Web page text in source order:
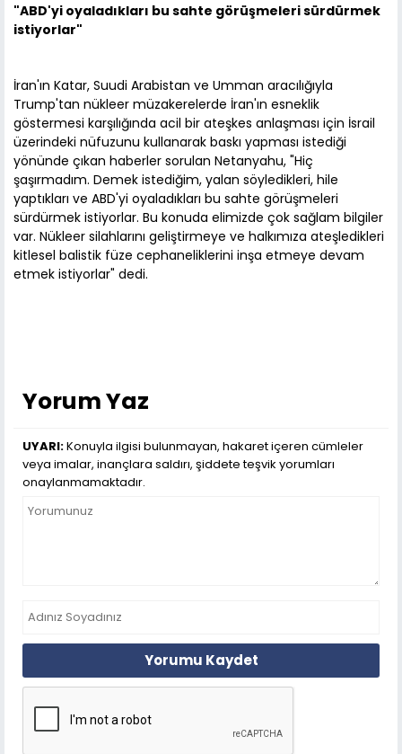
"ABD'yi oyaladıkları bu sahte görüşmeleri sürdürmek
istiyorlar"
İran'ın Katar, Suudi Arabistan ve Umman aracılığıyla
Trump'tan nükleer müzakerelerde İran'ın esneklik
göstermesi karşılığında acil bir ateşkes anlaşması için İsrail
üzerindeki nüfuzunu kullanarak baskı yapması istediği
yönünde çıkan haberler sorulan Netanyahu, "Hiç
şaşırmadım. Demek istediğim, yalan söyledikleri, hile
yaptıkları ve ABD'yi oyaladıkları bu sahte görüşmeleri
sürdürmek istiyorlar. Bu konuda elimizde çok sağlam bilgiler
var. Nükleer silahlarını geliştirmeye ve halkımıza ateşledikleri
kitlesel balistik füze cephaneliklerini inşa etmeye devam
etmek istiyorlar" dedi.
Yorum Yaz
UYARI:Konuyla ilgisi bulunmayan, hakaret içeren cümleler
veya imalar, inançlara saldırı, şiddete teşvik yorumları
onaylanmamaktadır.
Yorumu Kaydet